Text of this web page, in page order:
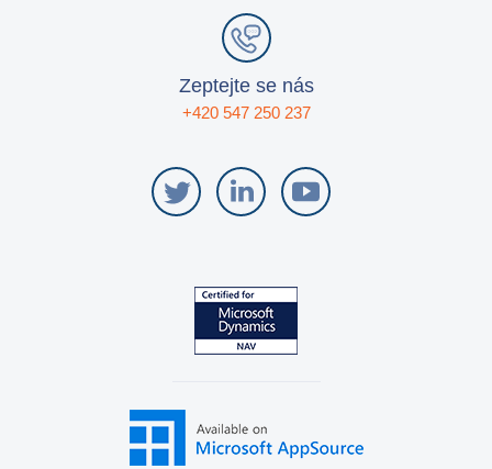
Zeptejte se nás
+420 547 250 237